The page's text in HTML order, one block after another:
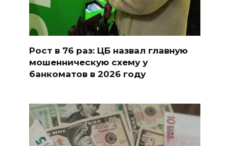
Рост в 76 раз: ЦБ назвал главную
мошенническую схему у
банкоматов в 2026 году